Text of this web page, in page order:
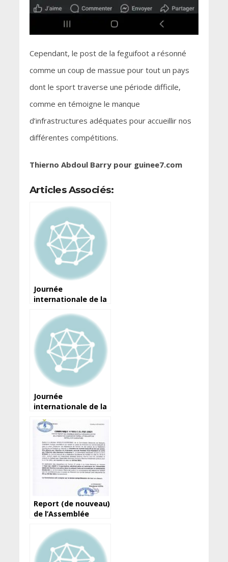
Cependant, le post de la feguifoot a résonné
comme un coup de massue pour tout un pays
dont le sport traverse une période difficile,
comme en témoigne le manque
d’infrastructures adéquates pour accueillir nos
différentes compétitions.
Thierno Abdoul Barry pour guinee7.com
Articles Associés:
Journée
internationale de la
Voici la déclaration
du ministre de
l’Information et de
la Communication
Journée
internationale de la
Les demi-vérités
d’Amara Somparé…
Report (de nouveau)
de l’Assemblée
Féguifoot